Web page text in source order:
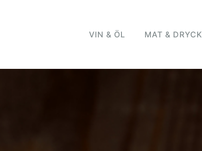
VIN & ÖL MAT & DRYCK